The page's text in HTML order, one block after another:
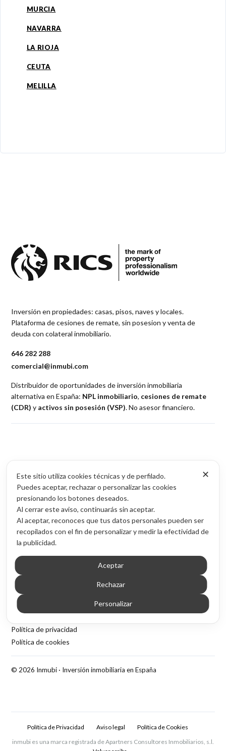
MURCIA
NAVARRA
LA RIOJA
CEUTA
MELILLA
Inversión en propiedades: casas, pisos, naves y locales.
Plataforma de cesiones de remate, sin posesion y venta de
deuda con colateral inmobiliario.
646 282 288
comercial@inmubi.com
Distribuidor de oportunidades de inversión inmobiliaria
alternativa en España: NPL inmobiliario, cesiones de remate
(CDR) y activos sin posesión (VSP). No asesor financiero.
Oportunidades
NPL inmobiliario
Cesiones de remate (CDR)
Activos sin posesión (VSP)
Acceso por provincia
Contenido
Blog de inversión inmobiliaria
Sobre Inmubi
Legal
Política de privacidad
Política de cookies
© 2026 Inmubi · Inversión inmobiliaria en España
Política de Privacidad Aviso legal
Política de Cookies
inmubi es una marca registrada de Apartners Consultores Inmobiliarios, s.l.
✕
Este sitio utiliza cookies técnicas y de perfilado.
Puedes aceptar, rechazar o personalizar las cookies
presionando los botones deseados.
Al cerrar este aviso, continuarás sin aceptar.
Al aceptar, reconoces que tus datos personales pueden ser
recopilados con el fin de personalizar y medir la efectividad de
la publicidad.
Aceptar
Rechazar
Personalizar